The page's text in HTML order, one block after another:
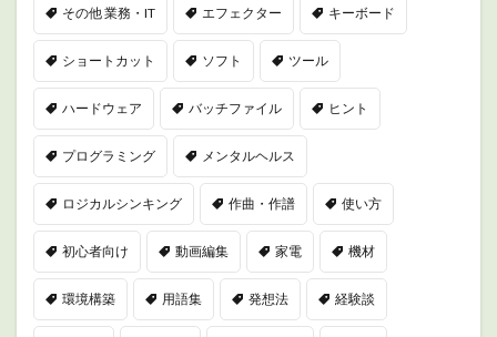
その他 業務・IT エフェクター キーボード
ショートカット ソフト ツール
ハードウェア バッチファイル ヒント
プログラミング メンタルヘルス
ロジカルシンキング 作曲・作譜 使い方
初心者向け 動画編集 家電 機材
環境構築 用語集 発想法 経験談